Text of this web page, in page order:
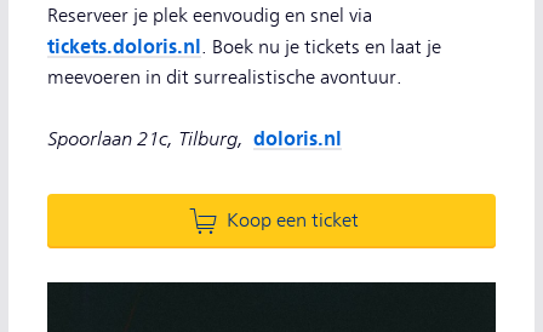
Reserveer je plek eenvoudig en snel via
tickets.doloris.nl. Boek nu je tickets en laat je
meevoeren in dit surrealistische avontuur.
Spoorlaan 21c, Tilburg, doloris.nl
Koop een ticket